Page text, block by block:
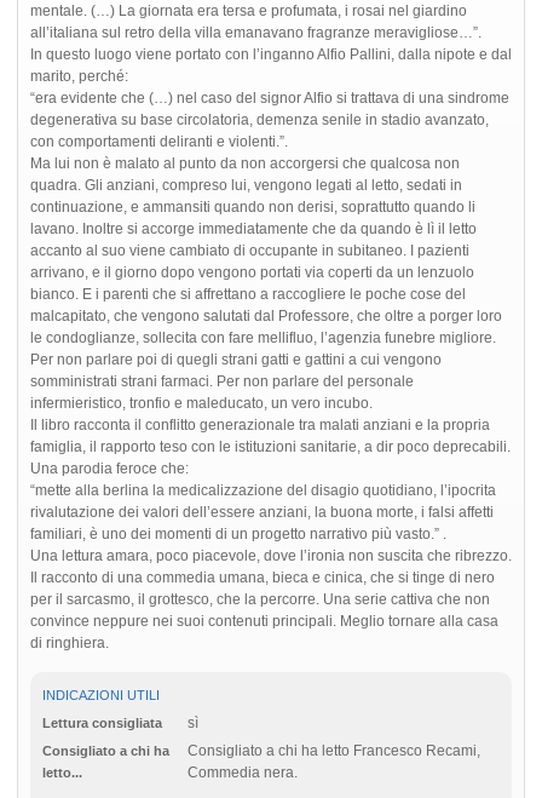
mentale. (…) La giornata era tersa e profumata, i rosai nel giardino
all’italiana sul retro della villa emanavano fragranze meravigliose…”.
In questo luogo viene portato con l’inganno Alfio Pallini, dalla nipote e dal
marito, perché:
“era evidente che (…) nel caso del signor Alfio si trattava di una sindrome
degenerativa su base circolatoria, demenza senile in stadio avanzato,
con comportamenti deliranti e violenti.”.
Ma lui non è malato al punto da non accorgersi che qualcosa non
quadra. Gli anziani, compreso lui, vengono legati al letto, sedati in
continuazione, e ammansiti quando non derisi, soprattutto quando li
lavano. Inoltre si accorge immediatamente che da quando è lì il letto
accanto al suo viene cambiato di occupante in subitaneo. I pazienti
arrivano, e il giorno dopo vengono portati via coperti da un lenzuolo
bianco. E i parenti che si affrettano a raccogliere le poche cose del
malcapitato, che vengono salutati dal Professore, che oltre a porger loro
le condoglianze, sollecita con fare mellifluo, l’agenzia funebre migliore.
Per non parlare poi di quegli strani gatti e gattini a cui vengono
somministrati strani farmaci. Per non parlare del personale
infermieristico, tronfio e maleducato, un vero incubo.
Il libro racconta il conflitto generazionale tra malati anziani e la propria
famiglia, il rapporto teso con le istituzioni sanitarie, a dir poco deprecabili.
Una parodia feroce che:
“mette alla berlina la medicalizzazione del disagio quotidiano, l’ipocrita
rivalutazione dei valori dell’essere anziani, la buona morte, i falsi affetti
familiari, è uno dei momenti di un progetto narrativo più vasto.” .
Una lettura amara, poco piacevole, dove l’ironia non suscita che ribrezzo.
Il racconto di una commedia umana, bieca e cinica, che si tinge di nero
per il sarcasmo, il grottesco, che la percorre. Una serie cattiva che non
convince neppure nei suoi contenuti principali. Meglio tornare alla casa
di ringhiera.
INDICAZIONI UTILI
Lettura consigliata
sì
Consigliato a chi ha
letto...
Consigliato a chi ha letto Francesco Recami,
Commedia nera.